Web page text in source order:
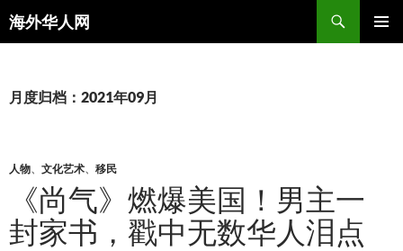
海外华人网
搜
索
文
月度归档：2021年09月
人物、 文化艺术、 移民
《尚气》燃爆美国！男主一
封家书，戳中无数华人泪点